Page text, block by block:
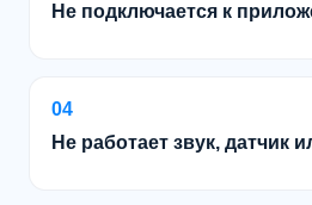
Не подключается к
04
Не работает звук, датчик